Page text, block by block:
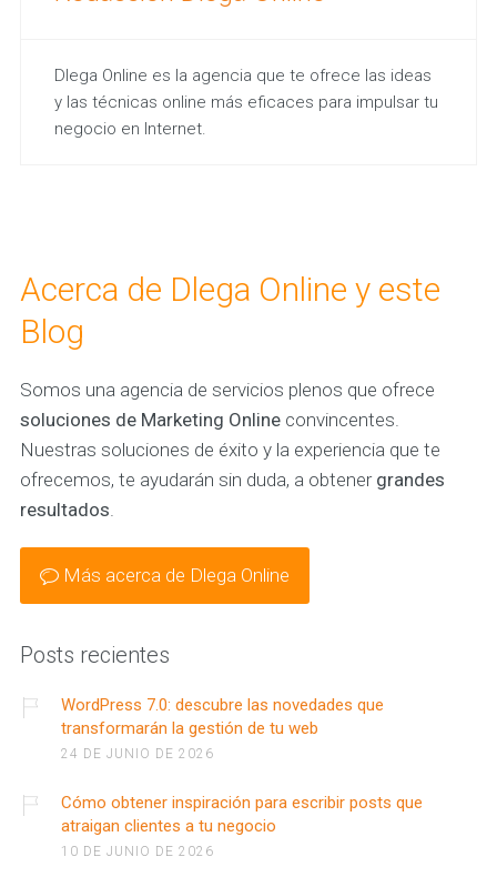
Dlega Online es la agencia que te ofrece las ideas
y las técnicas online más eficaces para impulsar tu
negocio en Internet.
Acerca de Dlega Online y este
Blog
Somos una agencia de servicios plenos que ofrece
soluciones de Marketing Onlineconvincentes.
Nuestras soluciones de éxito y la experiencia que te
ofrecemos, te ayudarán sin duda, a obtener grandes
resultados.
Más acerca de Dlega Online
Posts recientes
WordPress 7.0: descubre las novedades que
transformarán la gestión de tu web
24 DE JUNIO DE 2026
Cómo obtener inspiración para escribir posts que
atraigan clientes a tu negocio
10 DE JUNIO DE 2026